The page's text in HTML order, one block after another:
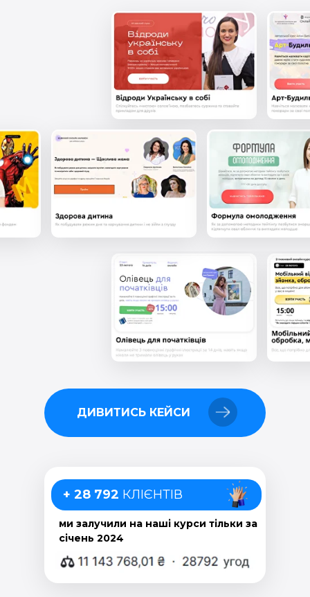
ДИВИТИСЬ КЕЙСИ
+ 28 792 КЛІЄНТІВ
ми залучили на наші курси тільки за
січень 2024